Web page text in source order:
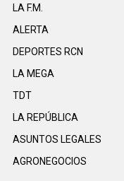
LA F.M.
ALERTA
DEPORTES RCN
LA MEGA
TDT
LA REPÚBLICA
ASUNTOS LEGALES
AGRONEGOCIOS